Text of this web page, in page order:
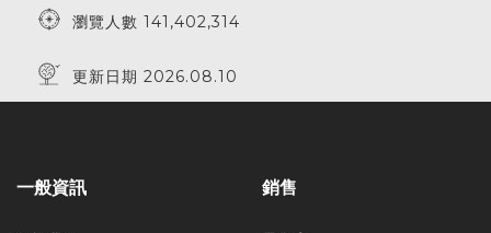
瀏覽人數 141,402,314
更新日期 2026.08.10
一般資訊 銷售